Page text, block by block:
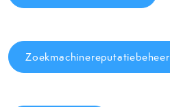
Zoekmachinereputatiebeheer